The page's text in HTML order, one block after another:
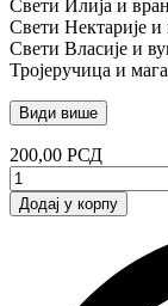
Свети Илија и
Свети Нектарије и
Свети Власије и
Тројеручица и
Види више
200,00 РСД
Чудесна
пријатељства
количина
Додај у корпу